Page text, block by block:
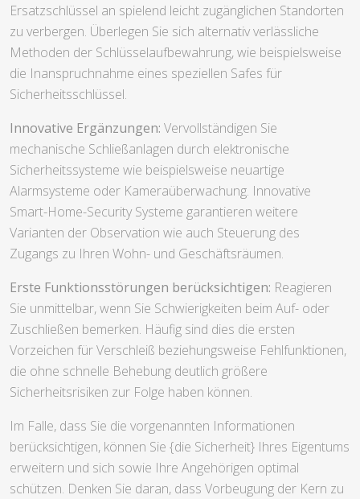
Ersatzschlüssel an spielend leicht zugänglichen Standorten
zu verbergen. Überlegen Sie sich alternativ verlässliche
Methoden der Schlüsselaufbewahrung, wie beispielsweise
die Inanspruchnahme eines speziellen Safes für
Sicherheitsschlüssel.
Innovative Ergänzungen: Vervollständigen Sie
mechanische Schließanlagen durch elektronische
Sicherheitssysteme wie beispielsweise neuartige
Alarmsysteme oder Kameraüberwachung. Innovative
Smart-Home-Security Systeme garantieren weitere
Varianten der Observation wie auch Steuerung des
Zugangs zu Ihren Wohn- und Geschäftsräumen.
Erste Funktionsstörungen berücksichtigen: Reagieren
Sie unmittelbar, wenn Sie Schwierigkeiten beim Auf- oder
Zuschließen bemerken. Häufig sind dies die ersten
Vorzeichen für Verschleiß beziehungsweise Fehlfunktionen,
die ohne schnelle Behebung deutlich größere
Sicherheitsrisiken zur Folge haben können.
Im Falle, dass Sie die vorgenannten Informationen
berücksichtigen, können Sie {die Sicherheit} Ihres Eigentums
erweitern und sich sowie Ihre Angehörigen optimal
schützen. Denken Sie daran, dass Vorbeugung der Kern zu